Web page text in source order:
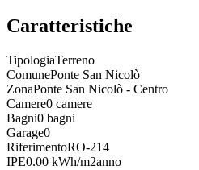
Caratteristiche
TipologiaTerreno
ComunePonte San Nicolò
ZonaPonte San Nicolò - Centro
Camere0 camere
Bagni0 bagni
Garage0
RiferimentoRO-214
IPE0.00 kWh/m2anno